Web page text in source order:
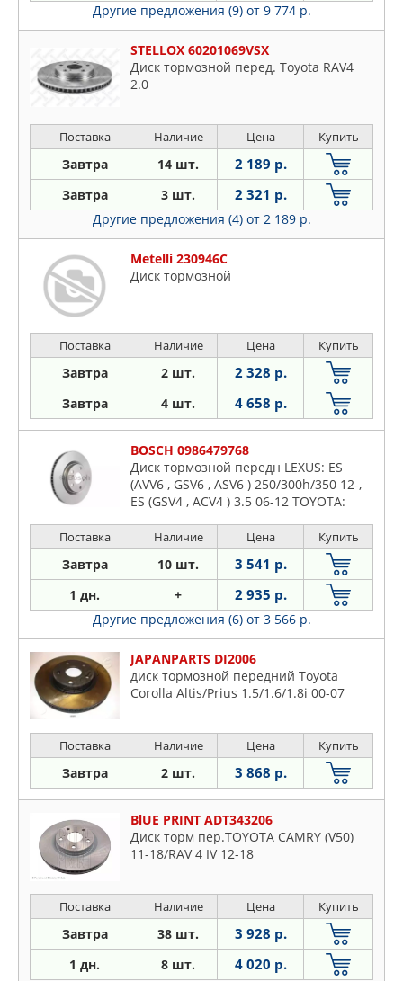
Другие предложения (9) от 9 774 р.
STELLOX 60201069VSX
Диск тормозной перед. Toyota RAV4
2.0
Поставка Наличие Цена Купить
Завтра 14 шт. 2 189 р.
Завтра 3 шт. 2 321 р.
Другие предложения (4) от 2 189 р.
Metelli 230946C
Диск тормозной
Поставка Наличие Цена Купить
Завтра 2 шт. 2 328 р.
Завтра 4 шт. 4 658 р.
BOSCH 0986479768
Диск тормозной передн LEXUS: ES
(AVV6 , GSV6 , ASV6 ) 250/300h/350 12-,
ES (GSV4 , ACV4 ) 3.5 06-12 TOYOTA:
NDE15 ) 1.8 Hybr
Поставка Наличие Цена Купить
Завтра 10 шт. 3 541 р.
1 дн. + 2 935 р.
Другие предложения (6) от 3 566 р.
JAPANPARTS DI2006
диск тормозной передний Toyota
Corolla Altis/Prius 1.5/1.6/1.8i 00-07
Поставка Наличие Цена Купить
Завтра 2 шт. 3 868 р.
BlUE PRINT ADT343206
Диск торм пер.TOYOTA CAMRY (V50)
11-18/RAV 4 IV 12-18
Поставка Наличие Цена Купить
Завтра 38 шт. 3 928 р.
1 дн. 8 шт. 4 020 р.